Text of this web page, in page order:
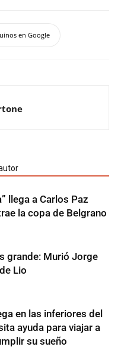
en Google
llega a Carlos Paz
la copa de Belgrano
grande: Murió Jorge
Lio
en las inferiores del
ayuda para viajar a
su sueño